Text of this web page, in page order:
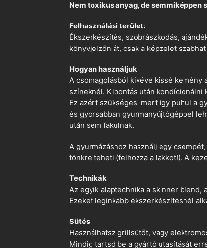
Nem toxikus anyag, de semmiképpen
Felhasználási terület:
Ékszerkészítés, szobrászkodás,
könyvjelzőn át, csak a képzelet
Hogyan használjuk
A csomagolásból kivéve kissé kemény
színeknél. Kibontás után
Ez azért szükséges, mert így puhul a
és gyorsabban gyurmanyújtógéppel
után sem fakulnak.
A gyurmázáshoz használj egy
tönkre teheti (felhozza a lakkot!). A
Technikák
Az egyik alaptechnika a skinner blend,
Ezeket leginkább ékszerkészítésnél
Sütés
Használhatsz grillsütőt, vagy
Mindig tartsd be a gyártó utasítását